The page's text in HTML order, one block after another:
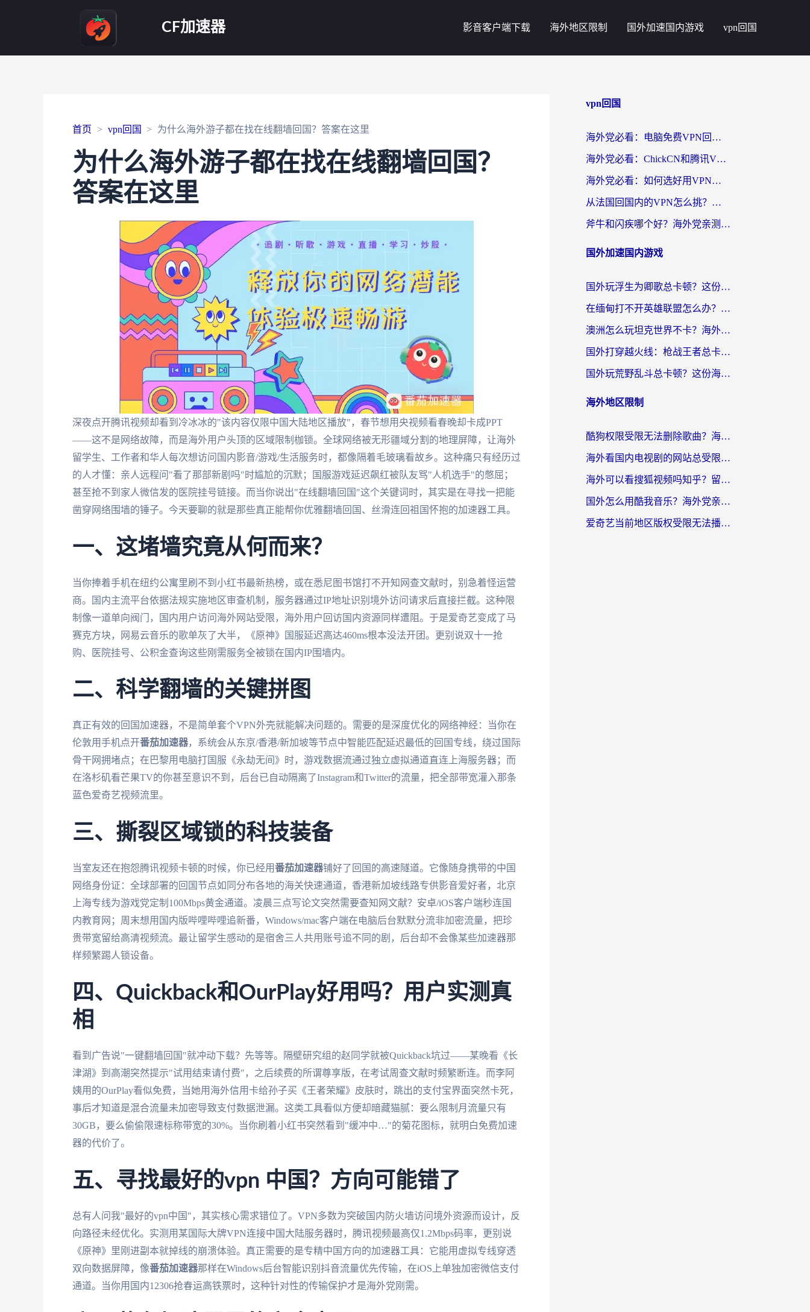
CF加速器 影音客户端下载 海外地区限制 国外加速国内游戏 vpn回国
首页 vpn回国 为什么海外游子都在找在线翻墙回国？答案在这里
为什么海外游子都在找在线翻墙回国？
答案在这里
深夜点开腾讯视频却看到冷冰冰的"该内容仅限中国大陆地区播放"，春节想用央视频看春晚却卡成PPT
——这不是网络故障，而是海外用户头顶的区域限制枷锁。全球网络被无形疆域分割的地理屏障，让海外
留学生、工作者和华人每次想访问国内影音/游戏/生活服务时，都像隔着毛玻璃看故乡。这种痛只有经历过
的人才懂：亲人远程问"看了那部新剧吗"时尴尬的沉默；国服游戏延迟飙红被队友骂"人机选手"的憋屈；
甚至抢不到家人微信发的医院挂号链接。而当你说出"在线翻墙回国"这个关键词时，其实是在寻找一把能
凿穿网络围墙的锤子。今天要聊的就是那些真正能帮你优雅翻墙回国、丝滑连回祖国怀抱的加速器工具。
一、这堵墙究竟从何而来？
当你捧着手机在纽约公寓里刷不到小红书最新热榜，或在悉尼图书馆打不开知网查文献时，别急着怪运营
商。国内主流平台依据法规实施地区审查机制，服务器通过IP地址识别境外访问请求后直接拦截。这种限
制像一道单向阀门，国内用户访问海外网站受限，海外用户回访国内资源同样遭阻。于是爱奇艺变成了马
赛克方块，网易云音乐的歌单灰了大半，《原神》国服延迟高达460ms根本没法开团。更别说双十一抢
购、医院挂号、公积金查询这些刚需服务全被锁在国内IP围墙内。
二、科学翻墙的关键拼图
真正有效的回国加速器，不是简单套个VPN外壳就能解决问题的。需要的是深度优化的网络神经：当你在
伦敦用手机点开番茄加速器，系统会从东京/香港/新加坡等节点中智能匹配延迟最低的回国专线，绕过国际
骨干网拥堵点；在巴黎用电脑打国服《永劫无间》时，游戏数据流通过独立虚拟通道直连上海服务器；而
在洛杉矶看芒果TV的你甚至意识不到，后台已自动隔离了Instagram和Twitter的流量，把全部带宽灌入那条
蓝色爱奇艺视频流里。
三、撕裂区域锁的科技装备
当室友还在抱怨腾讯视频卡顿的时候，你已经用番茄加速器铺好了回国的高速隧道。它像随身携带的中国
网络身份证：全球部署的回国节点如同分布各地的海关快速通道，香港新加坡线路专供影音爱好者，北京
上海专线为游戏党定制100Mbps黄金通道。凌晨三点写论文突然需要查知网文献？安卓/iOS客户端秒连国
内教育网；周末想用国内版哔哩哔哩追新番，Windows/mac客户端在电脑后台默默分流非加密流量，把珍
贵带宽留给高清视频流。最让留学生感动的是宿舍三人共用账号追不同的剧，后台却不会像某些加速器那
样频繁踢人锁设备。
四、Quickback和OurPlay好用吗？用户实测真
相
看到广告说"一键翻墙回国"就冲动下载？先等等。隔壁研究组的赵同学就被Quickback坑过——某晚看《长
津湖》到高潮突然提示"试用结束请付费"，之后续费的所谓尊享版，在考试周查文献时频繁断连。而李阿
姨用的OurPlay看似免费，当她用海外信用卡给孙子买《王者荣耀》皮肤时，跳出的支付宝界面突然卡死，
事后才知道是混合流量未加密导致支付数据泄漏。这类工具看似方便却暗藏猫腻：要么限制月流量只有
30GB，要么偷偷限速标称带宽的30%。当你刷着小红书突然看到"缓冲中…"的菊花图标，就明白免费加速
器的代价了。
五、寻找最好的vpn 中国？方向可能错了
总有人问我"最好的vpn中国"，其实核心需求错位了。VPN多数为突破国内防火墙访问境外资源而设计，反
向路径未经优化。实测用某国际大牌VPN连接中国大陆服务器时，腾讯视频最高仅1.2Mbps码率，更别说
《原神》里刚进副本就掉线的崩溃体验。真正需要的是专精中国方向的加速器工具：它能用虚拟专线穿透
双向数据屏障，像番茄加速器那样在Windows后台智能识别抖音流量优先传输，在iOS上单独加密微信支付
通道。当你用国内12306抢春运高铁票时，这种针对性的传输保护才是海外党刚需。
vpn回国
海外党必看：电脑免费VPN回国真的靠谱吗？附实测对比与最优方案指南
海外党必看：ChickCN和腾讯VPN好用吗？3招选对回国加速器，告别地区限制
海外党必看：如何选好用VPN实现国内资源无缝访问？从越南到全球都适用
从法国回国内的VPN怎么挑？海外党亲测：稳定、多端、安全才是关键
斧牛和闪疾哪个好？海外党亲测3款回国加速器，教你选到不踩坑的那一款
国外加速国内游戏
国外玩浮生为卿歌总卡顿？这份加速器选择指南帮你找回丝滑体验
在缅甸打不开英雄联盟怎么办？海外党亲测有效的国服游戏加速指南
澳洲怎么玩坦克世界不卡？海外党国服游戏加速终极指南（附逆战奇妙碰碰车解决方案）
国外打穿越火线：枪战王者总卡顿？这篇加速器推荐下载指南帮你解决延迟难题
国外玩荒野乱斗总卡顿？这份海外党专属的国服游戏加速攻略请收好
海外地区限制
酷狗权限受限无法删除歌曲？海外党听国内音乐的终极解决方案来了
海外看国内电视剧的网站总受限？教你选对回国加速器，轻松追热剧
海外可以看搜狐视频吗知乎？留学生亲测有效的回国加速器选择指南
国外怎么用酷我音乐？海外党亲测有效的回国加速方案，附千千音乐中文歌收听指南
爱奇艺当前地区版权受限无法播放？海外党追剧看电影的终极解决方案来了